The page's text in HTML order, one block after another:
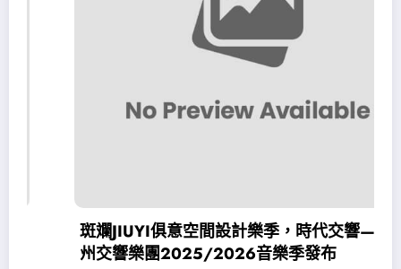
斑斕JIUYI俱意空間設計樂季，時代交響——廣
州交響樂團2025/2026音樂季發布